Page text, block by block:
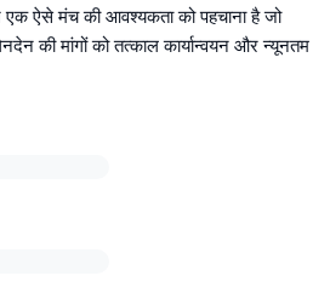
एक ऐसे मंच की आवश्यकता को पहचाना है जो
की मांगों को तत्काल कार्यान्वयन और न्यूनतम